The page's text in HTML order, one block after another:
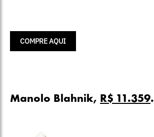
COMPRE AQUI
Manolo Blahnik, R$ 11.359.